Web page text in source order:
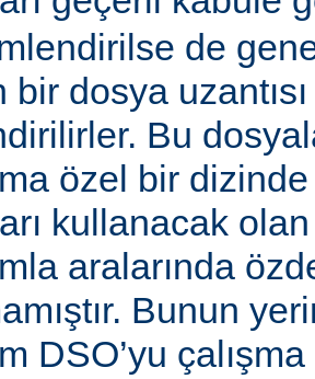
de
bir dosya
Bu
özel bir
kullanacak olan
aralarında
Bunun
DSO’yu